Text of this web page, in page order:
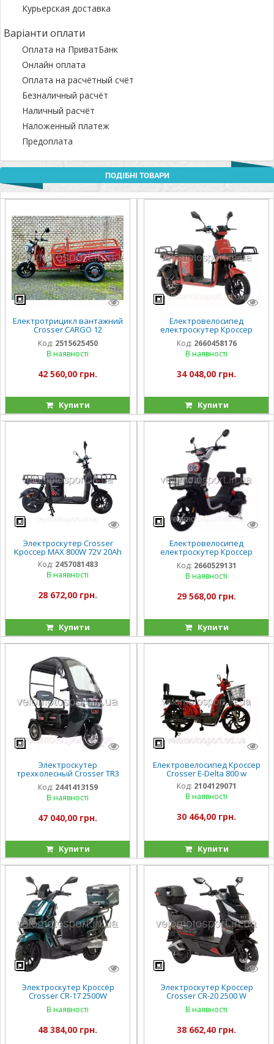
Курьерская доставка
Варіанти оплати
Оплата на ПриватБанк
Онлайн оплата
Оплата на расчётный счёт
Безналичный расчёт
Наличный расчёт
Наложенный платеж
Предоплата
ПОДІБНІ ТОВАРИ
Електротрицикл вантажний
Crosser CARGO 12
60V/32Ah/1000W 2025
Код: 2515625450
В наявності
42 560,00 грн.
Купити
Електровелосипед
електроскутер Кроссер
Crosser «MAX» PRO New
72V/24AH/1200W
Код: 2660458176
В наявності
34 048,00 грн.
Купити
Электроскутер Crosser
Кроссер MAX 800W 72V 20Ah
Код: 2457081483
В наявності
28 672,00 грн.
Купити
Електровелосипед
електроскутер Кроссер
Crosser Booster 60V 20Ah
800W
Код: 2660529131
В наявності
29 568,00 грн.
Купити
Электроскутер
трехколесный Crosser TR3
800W 20AH
Код: 2441413159
В наявності
47 040,00 грн.
Купити
Електровелосипед Кроссер
Crosser E-Delta 800 w
Код: 2104129071
В наявності
30 464,00 грн.
Купити
Электроскутер Кроссёр
Crosser CR-17 2500W
72V/35Ah
В наявності
48 384,00 грн.
Электроскутер Кроссер
Crosser CR-20 2500 W
72V/24Ah
В наявності
38 662,40 грн.